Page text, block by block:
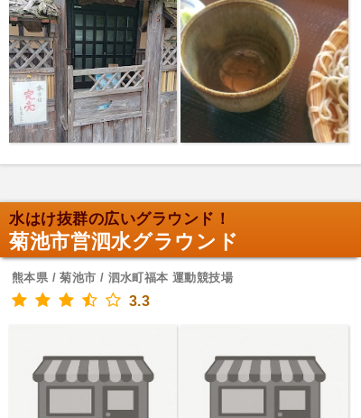
水はけ抜群の広いグラウンド！
菊池市営泗水グラウンド
熊本県 / 菊池市 / 泗水町福本 運動競技場
3.3